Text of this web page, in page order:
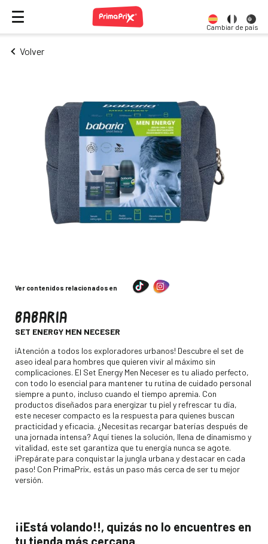
Cambiar de país
Volver
Ver contenidos relacionados en
BABARIA
SET ENERGY MEN NECESER
Descripción
¡Atención a todos los exploradores urbanos! Descubre el set de
aseo ideal para hombres que quieren vivir al máximo sin
complicaciones. El Set Energy Men Neceser es tu aliado perfecto,
con todo lo esencial para mantener tu rutina de cuidado personal
siempre a punto, incluso cuando el tiempo apremia. Con
productos diseñados para energizar tu piel y refrescar tu día,
este neceser compacto es la respuesta para quienes buscan
practicidad y eficacia. ¿Necesitas recargar baterías después de
una jornada intensa? Aquí tienes la solución, llena de dinamismo y
vitalidad, este set garantiza que tu energía nunca se agote.
¡Prepárate para conquistar la jungla urbana y destacar en cada
paso! Con PrimaPrix, estás un paso más cerca de ser tu mejor
versión.
¡¡Está volando!!, quizás no lo encuentres en